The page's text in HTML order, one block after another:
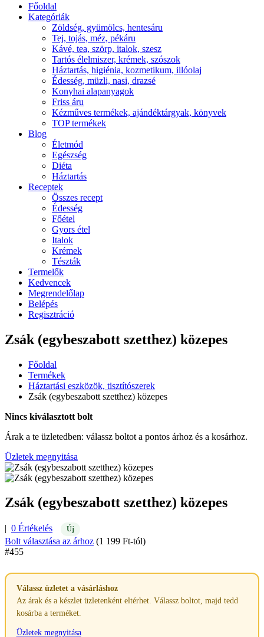
Főoldal
Kategóriák
Zöldség, gyümölcs, hentesáru
Tej, tojás, méz, pékáru
Kávé, tea, szörp, italok, szesz
Tartós élelmiszer, krémek, szószok
Háztartás, higiénia, kozmetikum, illóolaj
Édesség, müzli, nasi, drazsé
Konyhai alapanyagok
Friss áru
Kézműves termékek, ajándéktárgyak, könyvek
TOP termékek
Blog
Életmód
Egészség
Diéta
Háztartás
Receptek
Összes recept
Édesség
Főétel
Gyors étel
Italok
Krémek
Tészták
Termelők
Kedvencek
Megrendelőlap
Belépés
Regisztráció
Zsák (egybeszabott szetthez) közepes
Főoldal
Termékek
Háztartási eszközök, tisztítószerek
Zsák (egybeszabott szetthez) közepes
Nincs kiválasztott bolt
Árak a te üzletedben: válassz boltot a pontos árhoz és a kosárhoz.
Üzletek megnyitása
Zsák (egybeszabott szetthez) közepes
| 0 Értékelés Új
Bolt választása az árhoz (1 199 Ft-tól)
#455
Válassz üzletet a vásárláshoz
Az árak és a készlet üzletenként eltérhet. Válassz boltot, majd tedd
kosárba a terméket.
Üzletek megnyitása